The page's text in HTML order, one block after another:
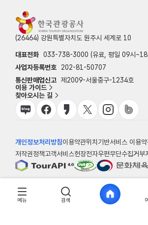
(26464) 강원특별자치도 원주시 세계로 10
대표전화 033-738-3000 (유료, 평일 09시~18
사업자등록번호
202-81-50707
통신판매업신고 제2009-서울중구-1234호
이용 가이드
찾아오시는 길
개인정보처리방침이용약관위치기반서비스 이용
저작권정책고객서비스헌장전자우편무단수집거부
© 한국관광공사
메뉴 검색